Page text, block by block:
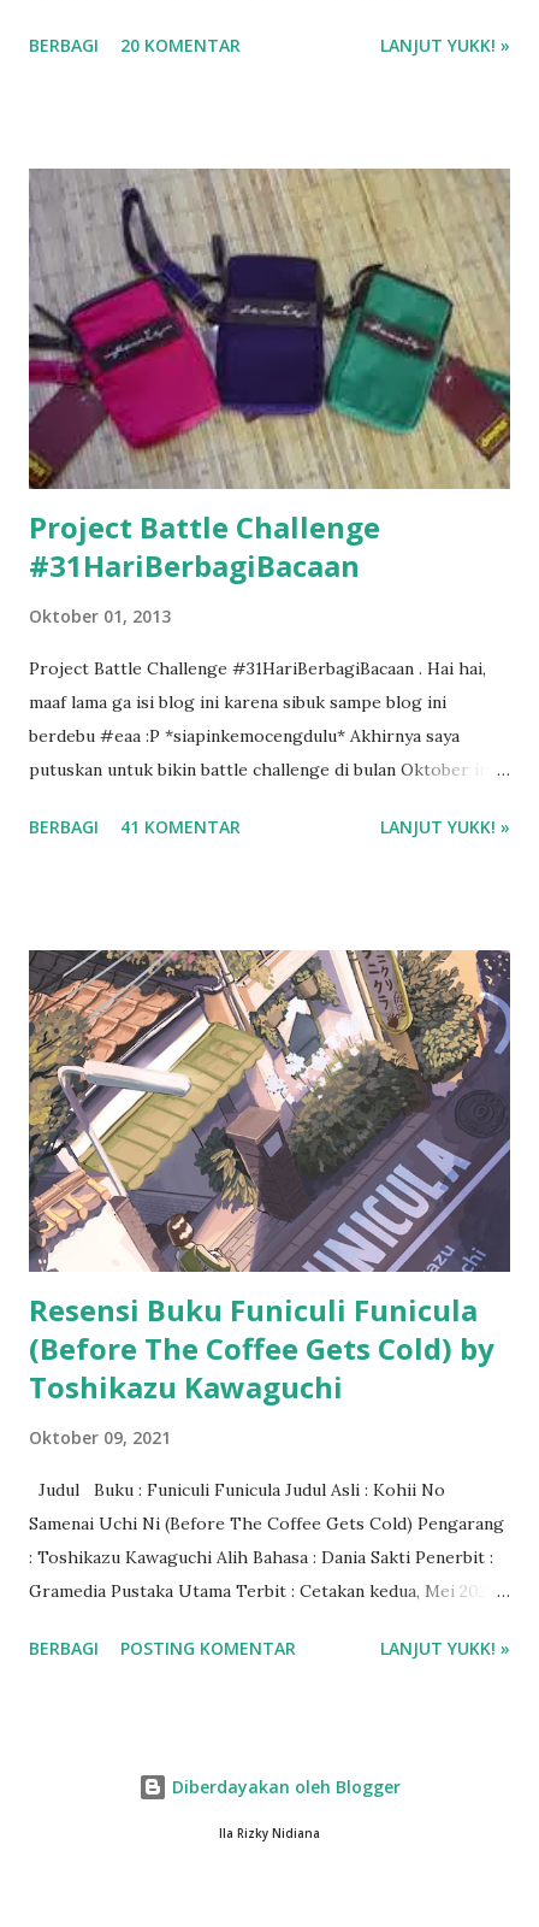
Gramedia.com atau Shopee ❤❤❤
BERBAGI 20 KOMENTAR LANJUT YUKK! »
Project Battle Challenge
#31HariBerbagiBacaan
Oktober 01, 2013
Project Battle Challenge #31HariBerbagiBacaan . Hai hai,
maaf lama ga isi blog ini karena sibuk sampe blog ini
berdebu #eaa :P *siapinkemocengdulu* Akhirnya saya
putuskan untuk bikin battle challenge di bulan Oktober ini
temen diskusi tentang buku, saya jadi lebih semangat buat
BERBAGI 41 KOMENTAR LANJUT YUKK! »
Resensi Buku Funiculi Funicula
(Before The Coffee Gets Cold) by
Toshikazu Kawaguchi
Oktober 09, 2021
Judul Buku : Funiculi Funicula Judul Asli : Kohii No
Samenai Uchi Ni (Before The Coffee Gets Cold) Pengarang
: Toshikazu Kawaguchi Alih Bahasa : Dania Sakti Penerbit :
Gramedia Pustaka Utama Terbit : Cetakan kedua, Mei 2021
Fantasi - Jepang Rating : 4/5 bintang Harga Buku : Rp
BERBAGI POSTING KOMENTAR LANJUT YUKK! »
Diberdayakan oleh Blogger
Ila Rizky Nidiana